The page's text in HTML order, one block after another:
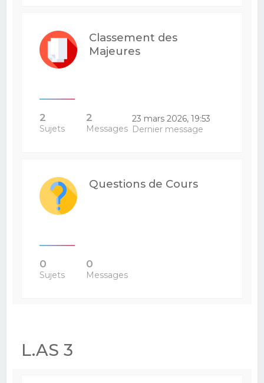
Classement des
Majeures
2
Sujets
2
Messages
23 mars 2026, 19:53
Dernier message
Questions de Cours
0
Sujets
0
Messages
L.AS 3